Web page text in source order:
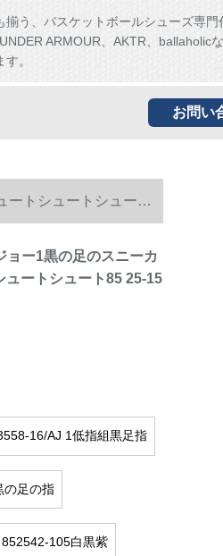
う、バスケットボールシューズ専門
ARMOUR、AKTR、ballaholic
。
お問い
ートシュートシュート
ー1黒の足のスニーカ
ュートシュート85 25-15
16/AJ 1低指組黒足指
の足の指
852542-105白黒紫